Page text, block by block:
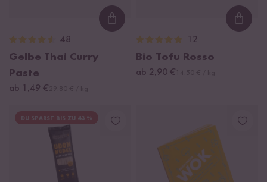
Loading...
48
Gelbe Thai Curry
Paste
ab 1,49 €
12
Bio Tofu Rosso
ab 2,90 €
DU SPARST BIS ZU 43 %